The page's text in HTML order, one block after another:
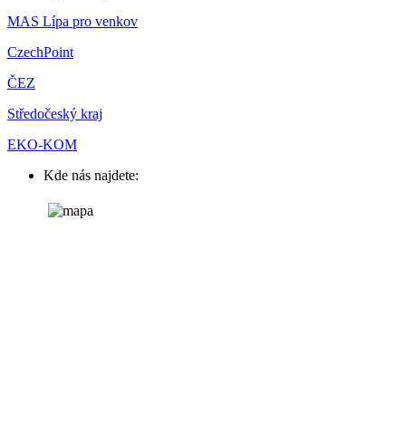
MAS Lípa pro venkov
CzechPoint
ČEZ
Středočeský kraj
EKO-KOM
Kde nás najdete: